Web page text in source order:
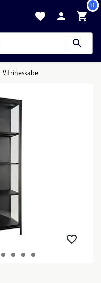
0
Vitrineskabe